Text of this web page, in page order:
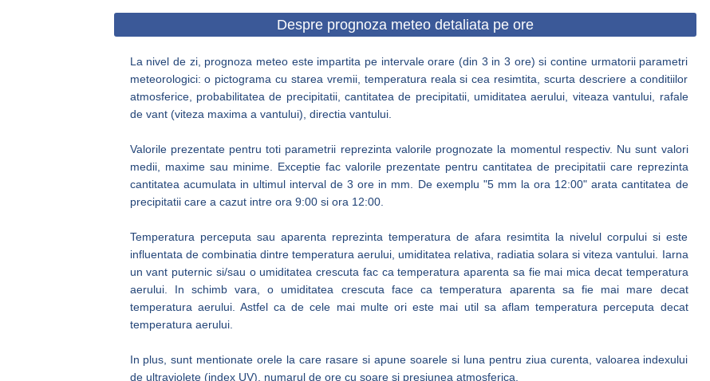
Despre prognoza meteo detaliata pe ore
La nivel de zi, prognoza meteo este impartita pe intervale orare (din 3 in 3 ore) si contine urmatorii parametri
meteorologici: o pictograma cu starea vremii, temperatura reala si cea resimtita, scurta descriere a conditiilor
atmosferice, probabilitatea de precipitatii, cantitatea de precipitatii, umiditatea aerului, viteaza vantului, rafale
de vant (viteza maxima a vantului), directia vantului.
Valorile prezentate pentru toti parametrii reprezinta valorile prognozate la momentul respectiv. Nu sunt valori
medii, maxime sau minime. Exceptie fac valorile prezentate pentru cantitatea de precipitatii care reprezinta
cantitatea acumulata in ultimul interval de 3 ore in mm. De exemplu "5 mm la ora 12:00" arata cantitatea de
precipitatii care a cazut intre ora 9:00 si ora 12:00.
Temperatura perceputa sau aparenta reprezinta temperatura de afara resimtita la nivelul corpului si este
influentata de combinatia dintre temperatura aerului, umiditatea relativa, radiatia solara si viteza vantului. Iarna
un vant puternic si/sau o umiditatea crescuta fac ca temperatura aparenta sa fie mai mica decat temperatura
aerului. In schimb vara, o umiditatea crescuta face ca temperatura aparenta sa fie mai mare decat
temperatura aerului. Astfel ca de cele mai multe ori este mai util sa aflam temperatura perceputa decat
temperatura aerului.
In plus, sunt mentionate orele la care rasare si apune soarele si luna pentru ziua curenta, valoarea indexului
de ultraviolete (index UV), numarul de ore cu soare si presiunea atmosferica.